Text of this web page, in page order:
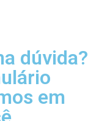
dúvida?
em